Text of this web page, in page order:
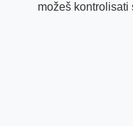
možeš kontrolisati